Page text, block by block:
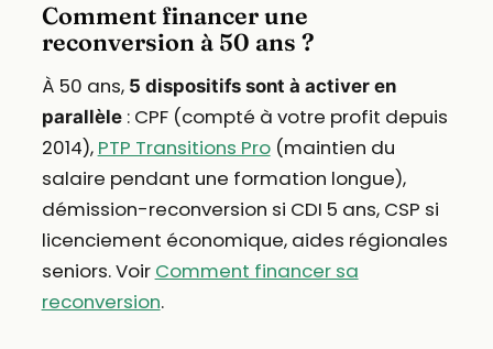
Comment financer une
reconversion à 50 ans ?
À 50 ans, 5 dispositifs sont à activer en
parallèle: CPF (compté à votre profit depuis
2014), PTP Transitions Pro(maintien du
salaire pendant une formation longue),
démission-reconversion si CDI 5 ans, CSP si
licenciement économique, aides régionales
seniors. Voir Comment financer sa
reconversion.